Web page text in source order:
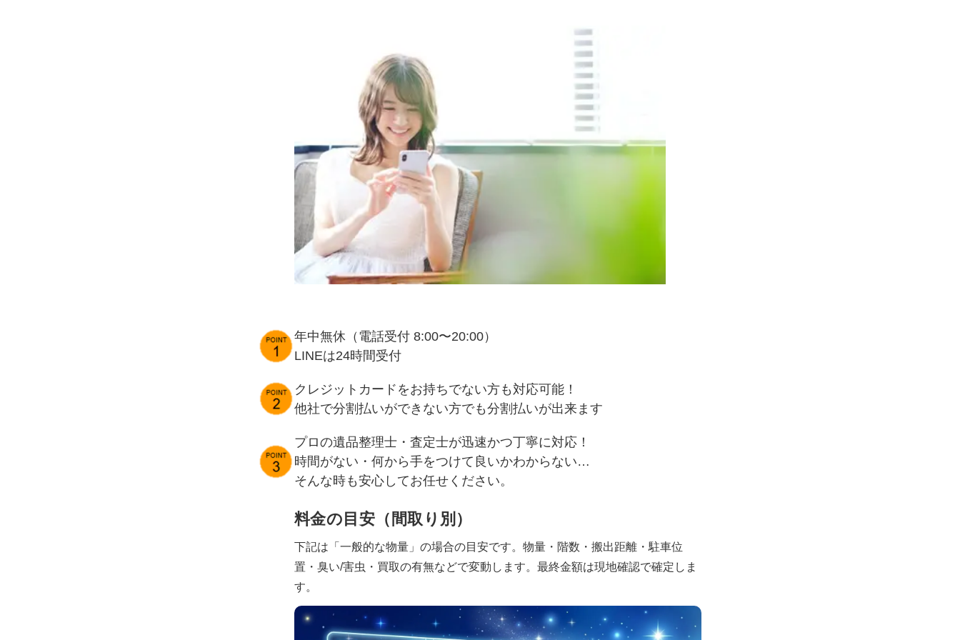
年中無休（電話受付 8:00〜20:00）
LINEは24時間受付
クレジットカードをお持ちでない方も対応可能！
他社で分割払いができない方でも分割払いが出来ます
プロの遺品整理士・査定士が迅速かつ丁寧に対応！
時間がない・何から手をつけて良いかわからない…
そんな時も安心してお任せください。
料金の目安（間取り別）
下記は「一般的な物量」の場合の目安です。物量・階数・搬出距離・駐車位
置・臭い/害虫・買取の有無などで変動します。最終金額は現地確認で確定しま
す。